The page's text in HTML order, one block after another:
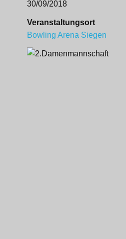
30/09/2018
Veranstaltungsort
Bowling Arena Siegen